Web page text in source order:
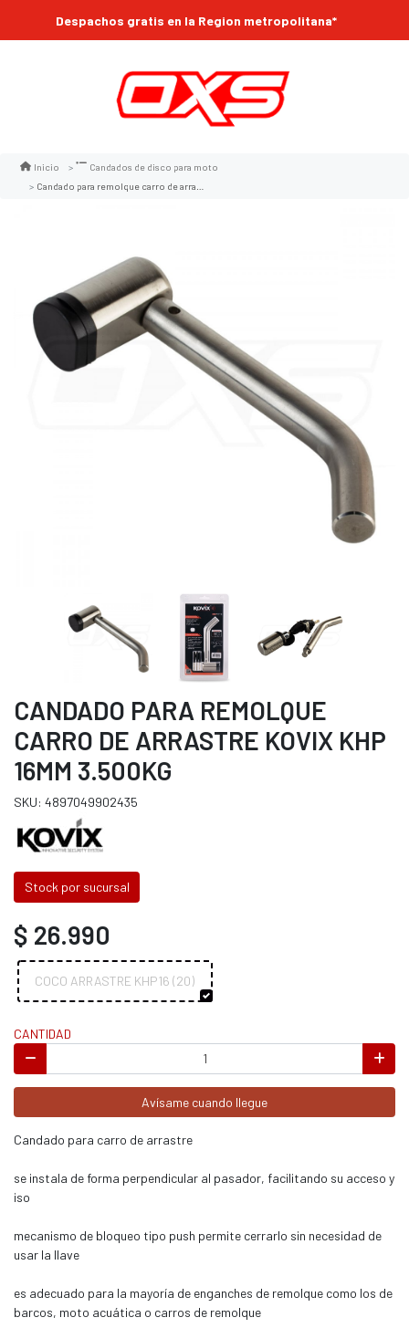
Despachos gratis en la Region metropolitana*
Inicio
Candados de disco para moto
Candado para remolque carro de arrastre kovix khp 16mm 3.500kg
CANDADO PARA REMOLQUE
CARRO DE ARRASTRE KOVIX KHP
16MM 3.500KG
SKU: 4897049902435
Stock por sucursal
$ 26.990
COCO ARRASTRE KHP16 (20)
CANTIDAD
Avísame cuando llegue
Candado para carro de arrastre
se instala de forma perpendicular al pasador, facilitando su acceso y
iso
mecanismo de bloqueo tipo push permite cerrarlo sin necesidad de
usar la llave
es adecuado para la mayoría de enganches de remolque como los de
barcos, moto acuática o carros de remolque